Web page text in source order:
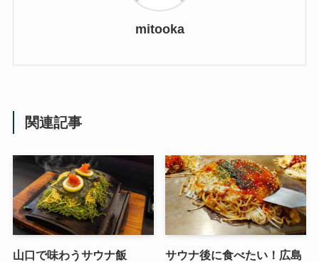
mitooka
関連記事
山口で味わうサウナ飯
サウナ後に食べたい！広島